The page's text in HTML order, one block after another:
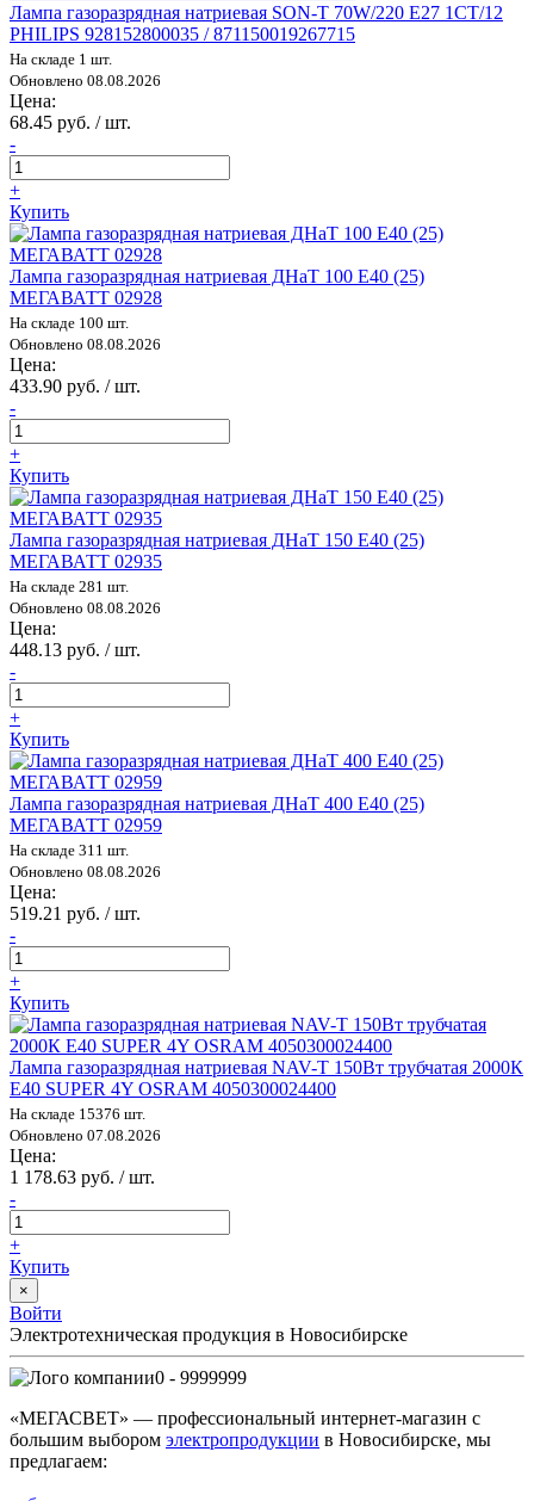
Лампа газоразрядная натриевая SON-T 70W/220 E27 1CT/12
PHILIPS 928152800035 / 871150019267715
На складе 1 шт.
Обновлено 08.08.2026
Цена:
68.45 руб. / шт.
-
+
Купить
Лампа газоразрядная натриевая ДНаТ 100 E40 (25)
МЕГАВАТТ 02928
На складе 100 шт.
Обновлено 08.08.2026
Цена:
433.90 руб. / шт.
-
+
Купить
Лампа газоразрядная натриевая ДНаТ 150 E40 (25)
МЕГАВАТТ 02935
На складе 281 шт.
Обновлено 08.08.2026
Цена:
448.13 руб. / шт.
-
+
Купить
Лампа газоразрядная натриевая ДНаТ 400 E40 (25)
МЕГАВАТТ 02959
На складе 311 шт.
Обновлено 08.08.2026
Цена:
519.21 руб. / шт.
-
+
Купить
Лампа газоразрядная натриевая NAV-T 150Вт трубчатая 2000К
E40 SUPER 4Y OSRAM 4050300024400
На складе 15376 шт.
Обновлено 07.08.2026
Цена:
1 178.63 руб. / шт.
-
+
Купить
×
Войти
Электротехническая продукция в Новосибирске
0 - 9999999
«МЕГАСВЕТ» — профессиональный интернет-магазин с
большим выбором электропродукции в Новосибирске, мы
предлагаем: